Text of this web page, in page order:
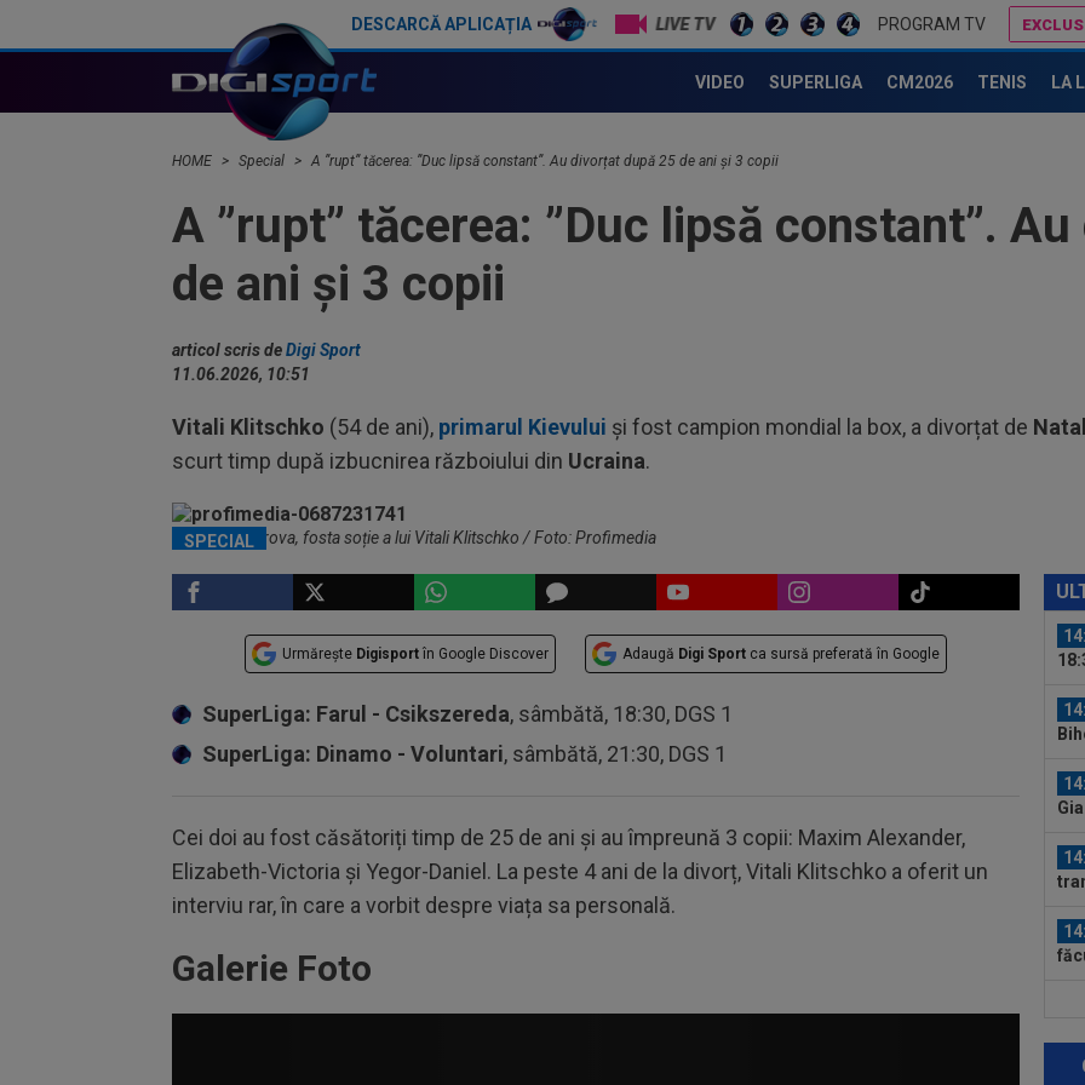
DESCARCĂ APLICAȚIA LIVE TV PROGRAM TV
VIDEO SUPERLIGA CM2026 TENIS LA
HOME Special A ”rupt” tăcerea: ”Duc lipsă constant”. Au divorțat după 25 de ani și 3 copii
A ”rupt” tăcerea: ”Duc lipsă constant”.
de ani și 3 copii
articol scris deDigi Sport
11.06.2026, 10:51
Vitali Klitschko (54 de ani), primarul Kievului și fost campion mondial la box, a divorțat de
scurt timp după izbucnirea războiului din Ucraina.
SPECIAL
Natalia Yegorova, fosta soție a lui Vitali Klitschko / Foto: Profimedia
Urmărește Digisport în Google Discover Adaugă Digi Sport ca sursă preferată în Google
SuperLiga: Farul - Csikszereda, sâmbătă, 18:30, DGS 1
SuperLiga: Dinamo - Voluntari, sâmbătă, 21:30, DGS 1
Cei doi au fost căsătoriți timp de 25 de ani și au împreună 3 copii: Maxim Alexander,
Elizabeth-Victoria și Yegor-Daniel. La peste 4 ani de la divorț, Vitali Klitschko a oferit un
interviu rar, în care a vorbit despre viața sa personală.
Galerie Foto